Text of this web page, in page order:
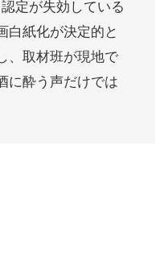
定が失効している
白紙化が決定的と
、取材班が現地で
に酔う声だけでは